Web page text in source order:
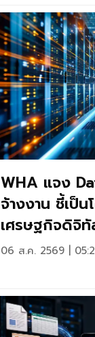
WHA แจง
จ้างงาน ชี้เป็
เศรษฐกิจดิจิทั
06 ส.ค. 2569 |